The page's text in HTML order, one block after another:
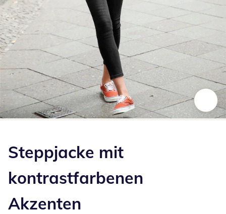
Steppjacke mit
kontrastfarbenen
Akzenten